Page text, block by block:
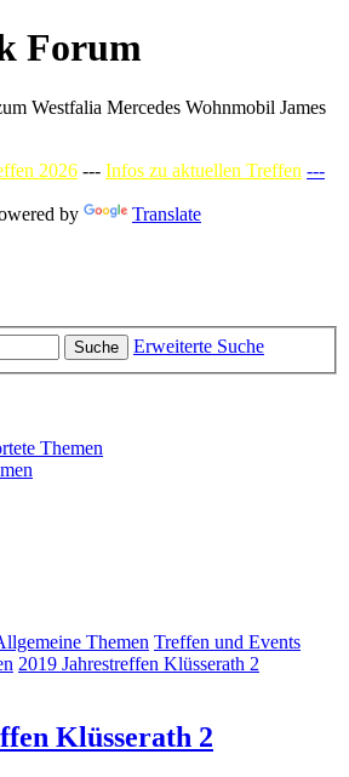
Forum
Westfalia Mercedes Wohnmobil James
2026 --- Infos zu aktuellen Treffen ---
by
Translate
Suche Erweiterte Suche
Themen
Themen Treffen und Events
2019 Jahrestreffen Klüsserath 2
Klüsserath 2